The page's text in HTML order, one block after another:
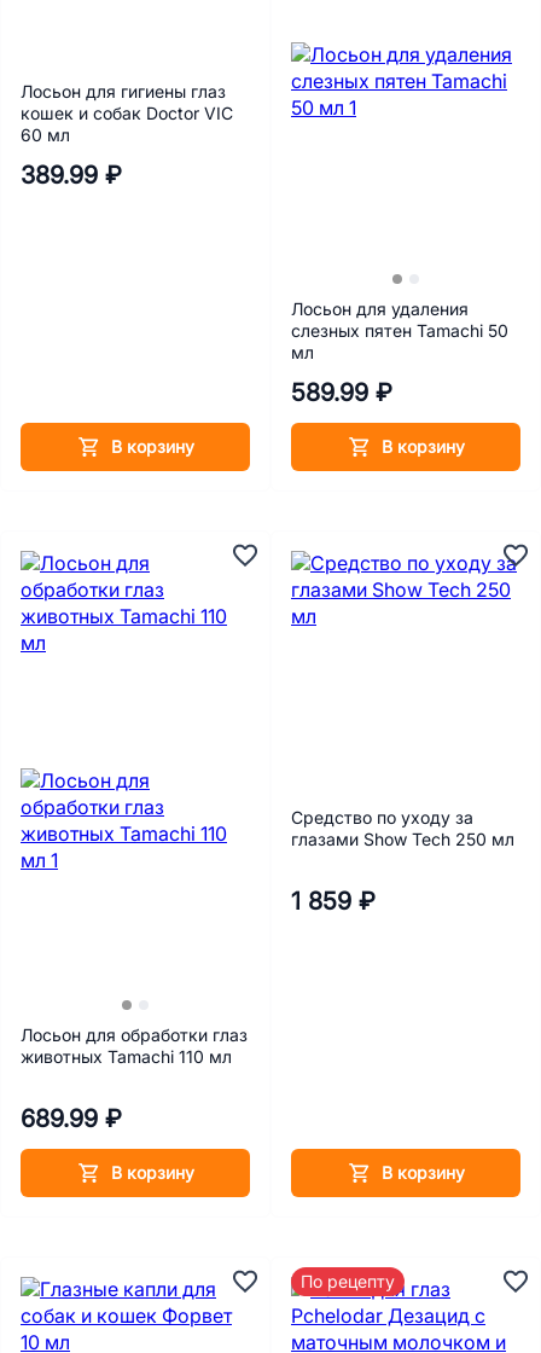
Лосьон для гигиены глаз
кошек и собак Doctor VIC
60 мл
389.99 ₽
В корзину
Лосьон для удаления
слезных пятен Tamachi 50
мл
589.99 ₽
В корзину
Лосьон для обработки глаз
животных Tamachi 110 мл
689.99 ₽
В корзину
Средство по уходу за
глазами Show Tech 250 мл
1 859 ₽
В корзину
По рецепту